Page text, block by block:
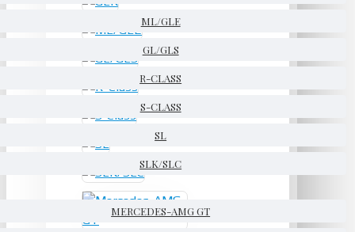
ML/GLE
GL/GLS
R-CLASS
S-CLASS
SL
SLK/SLC
MERCEDES-AMG GT